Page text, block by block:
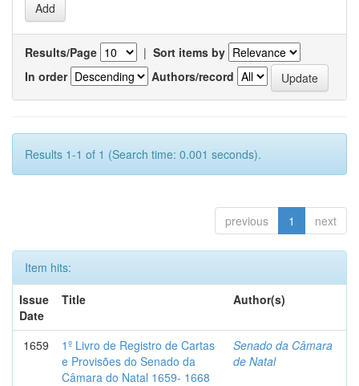
Results/Page | Sort items by
In order
Authors/record
Results 1-1 of 1 (Search time: 0.001 seconds).
previous 1 next
Item hits:
Issue
Date
Title Author(s)
1659
1º Livro de Registro de Cartas
e Provisões do Senado da
Câmara do Natal 1659- 1668
Senado da Câmara
de Natal